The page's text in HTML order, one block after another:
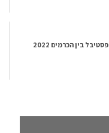
פסטיבל בין הכרמים 2022